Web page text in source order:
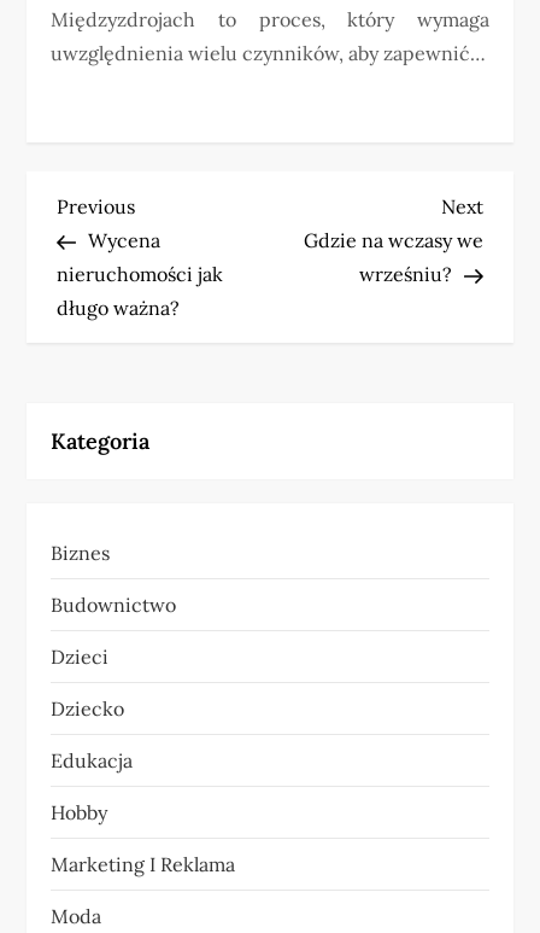
Międzyzdrojach to proces, który wymaga
uwzględnienia wielu czynników, aby zapewnić…
N
a
w
g
c
j
a
w
p
i
s
u
Previous
Post
Previous
Wycena
nieruchomości jak
długo ważna?
Next
Post
Next
Gdzie na wczasy we
wrześniu?
Kategoria
Biznes
Budownictwo
Dzieci
Dziecko
Edukacja
Hobby
Marketing I Reklama
Moda